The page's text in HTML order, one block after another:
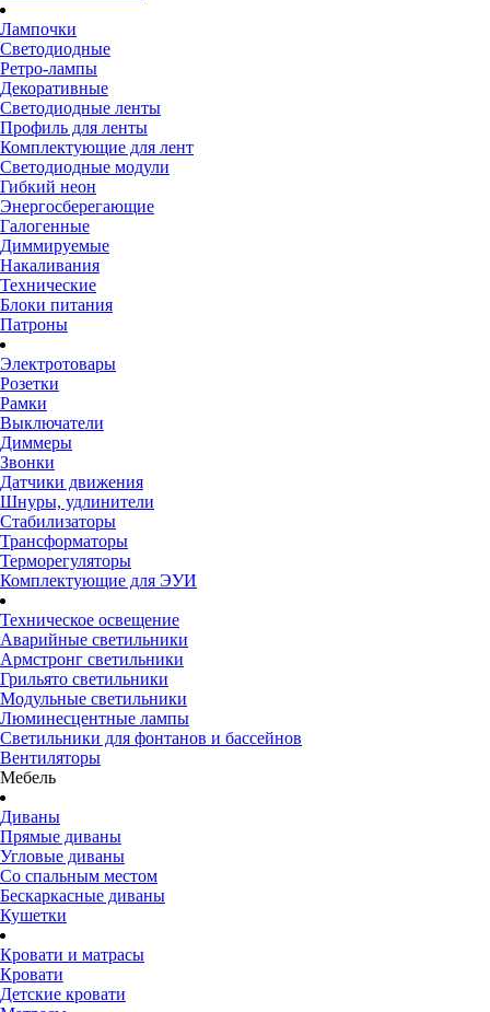
Лампочки
Светодиодные
Ретро-лампы
Декоративные
Светодиодные ленты
Профиль для ленты
Комплектующие для лент
Светодиодные модули
Гибкий неон
Энергосберегающие
Галогенные
Диммируемые
Накаливания
Технические
Блоки питания
Патроны
Электротовары
Розетки
Рамки
Выключатели
Диммеры
Звонки
Датчики движения
Шнуры, удлинители
Стабилизаторы
Трансформаторы
Терморегуляторы
Комплектующие для ЭУИ
Техническое освещение
Аварийные светильники
Армстронг светильники
Грильято светильники
Модульные светильники
Люминесцентные лампы
Светильники для фонтанов и бассейнов
Вентиляторы
Мебель
Диваны
Прямые диваны
Угловые диваны
Со спальным местом
Бескаркасные диваны
Кушетки
Кровати и матрасы
Кровати
Детские кровати